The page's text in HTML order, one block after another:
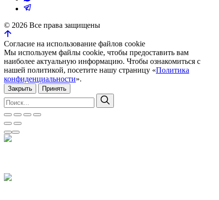
© 2026 Все права защищены
Согласие на использование файлов cookie
Мы используем файлы cookie, чтобы предоставить вам
наиболее актуальную информацию. Чтобы ознакомиться с
нашей политикой, посетите нашу страницу «Политика
конфиденциальности».
Закрыть Принять
Искать:
Поиск